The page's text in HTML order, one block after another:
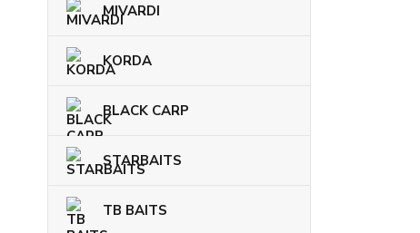
MIVARDI
KORDA
BLACK CARP
STARBAITS
TB BAITS